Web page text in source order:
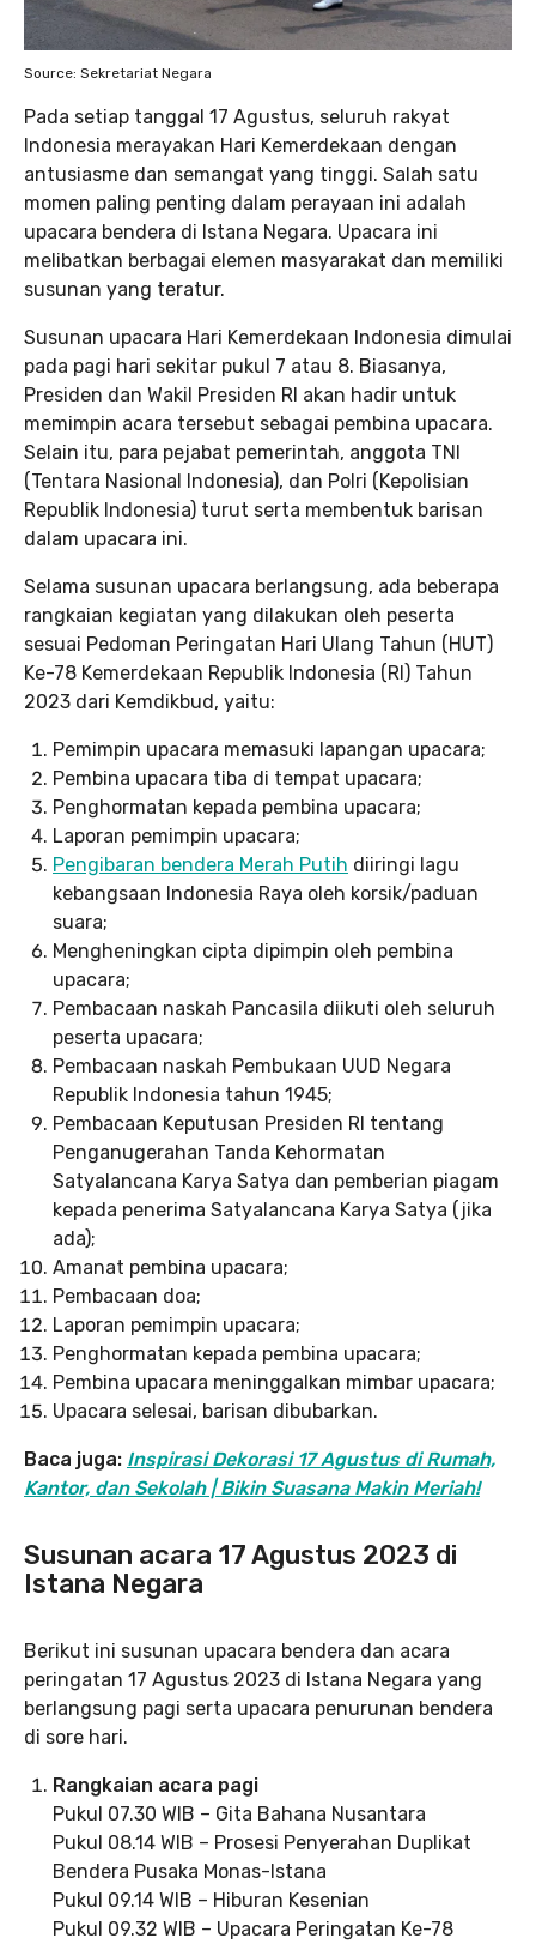
Source: Sekretariat Negara
Pada setiap tanggal 17 Agustus, seluruh rakyat
Indonesia merayakan Hari Kemerdekaan dengan
antusiasme dan semangat yang tinggi. Salah satu
momen paling penting dalam perayaan ini adalah
upacara bendera di Istana Negara. Upacara ini
melibatkan berbagai elemen masyarakat dan memiliki
susunan yang teratur.
Susunan upacara Hari Kemerdekaan Indonesia dimulai
pada pagi hari sekitar pukul 7 atau 8. Biasanya,
Presiden dan Wakil Presiden RI akan hadir untuk
memimpin acara tersebut sebagai pembina upacara.
Selain itu, para pejabat pemerintah, anggota TNI
(Tentara Nasional Indonesia), dan Polri (Kepolisian
Republik Indonesia) turut serta membentuk barisan
dalam upacara ini.
Selama susunan upacara berlangsung, ada beberapa
rangkaian kegiatan yang dilakukan oleh peserta
sesuai Pedoman Peringatan Hari Ulang Tahun (HUT)
Ke-78 Kemerdekaan Republik Indonesia (RI) Tahun
2023 dari Kemdikbud, yaitu:
Pemimpin upacara memasuki lapangan upacara;
Pembina upacara tiba di tempat upacara;
Penghormatan kepada pembina upacara;
Laporan pemimpin upacara;
Pengibaran bendera Merah Putih diiringi lagu
kebangsaan Indonesia Raya oleh korsik/paduan
suara;
Mengheningkan cipta dipimpin oleh pembina
upacara;
Pembacaan naskah Pancasila diikuti oleh seluruh
peserta upacara;
Pembacaan naskah Pembukaan UUD Negara
Republik Indonesia tahun 1945;
Pembacaan Keputusan Presiden RI tentang
Penganugerahan Tanda Kehormatan
Satyalancana Karya Satya dan pemberian piagam
kepada penerima Satyalancana Karya Satya (jika
ada);
Amanat pembina upacara;
Pembacaan doa;
Laporan pemimpin upacara;
Penghormatan kepada pembina upacara;
Pembina upacara meninggalkan mimbar upacara;
Upacara selesai, barisan dibubarkan.
Baca juga: Inspirasi Dekorasi 17 Agustus di Rumah,
Kantor, dan Sekolah | Bikin Suasana Makin Meriah!
Susunan acara 17 Agustus 2023 di
Istana Negara
Berikut ini susunan upacara bendera dan acara
peringatan 17 Agustus 2023 di Istana Negara yang
berlangsung pagi serta upacara penurunan bendera
di sore hari.
Rangkaian acara pagi
Pukul 07.30 WIB – Gita Bahana Nusantara
Pukul 08.14 WIB – Prosesi Penyerahan Duplikat
Bendera Pusaka Monas-Istana
Pukul 09.14 WIB – Hiburan Kesenian
Pukul 09.32 WIB – Upacara Peringatan Ke-78